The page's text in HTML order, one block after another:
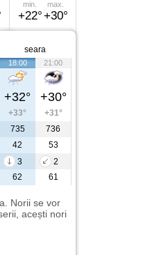
min.
+22°
max.
+30°
seara
18:00 21:00
+32° +30°
+33°
+31°
735
736
42
53
3
2
62 61
Norii se vor
acești nori